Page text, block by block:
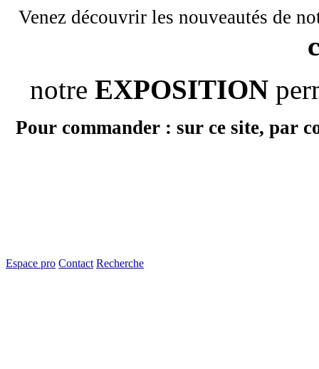
Venez découvrir les nouveautés de
notre EXPOSITION
Pour commander : sur ce site, par
Espace pro Contact Recherche